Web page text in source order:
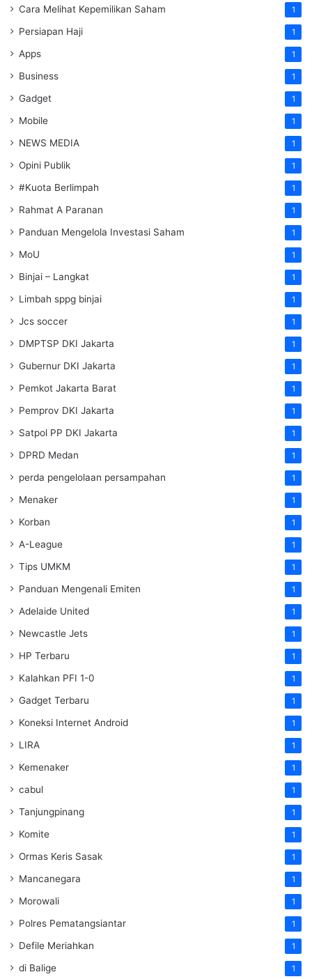
Cara Melihat Kepemilikan Saham 1
Persiapan Haji 1
Apps 1
Business 1
Gadget 1
Mobile 1
NEWS MEDIA 1
Opini Publik 1
#Kuota Berlimpah 1
Rahmat A Paranan 1
Panduan Mengelola Investasi Saham 1
MoU 1
Binjai – Langkat 1
Limbah sppg binjai 1
Jcs soccer 1
DMPTSP DKI Jakarta 1
Gubernur DKI Jakarta 1
Pemkot Jakarta Barat 1
Pemprov DKI Jakarta 1
Satpol PP DKI Jakarta 1
DPRD Medan 1
perda pengelolaan persampahan 1
Menaker 1
Korban 1
A-League 1
Tips UMKM 1
Panduan Mengenali Emiten 1
Adelaide United 1
Newcastle Jets 1
HP Terbaru 1
Kalahkan PFI 1-0 1
Gadget Terbaru 1
Koneksi Internet Android 1
LIRA 1
Kemenaker 1
cabul 1
Tanjungpinang 1
Komite 1
Ormas Keris Sasak 1
Mancanegara 1
Morowali 1
Polres Pematangsiantar 1
Defile Meriahkan 1
di Balige 1